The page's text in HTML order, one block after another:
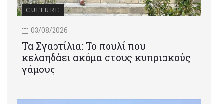
CULTURE
03/08/2026
Τα Σγαρτίλια: Το πουλί που
κελαηδάει ακόμα στους κυπριακούς
γάμους